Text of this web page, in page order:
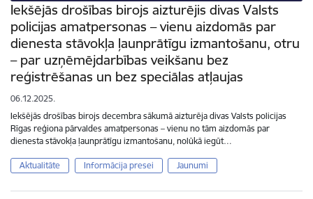
Iekšējās drošības birojs aizturējis divas Valsts
policijas amatpersonas – vienu aizdomās par
dienesta stāvokļa ļaunprātīgu izmantošanu, otru
– par uzņēmējdarbības veikšanu bez
reģistrēšanas un bez speciālas atļaujas
06.12.2025.
Iekšējās drošības birojs decembra sākumā aizturēja divas Valsts policijas
Rīgas reģiona pārvaldes amatpersonas – vienu no tām aizdomās par
dienesta stāvokļa ļaunprātīgu izmantošanu, nolūkā iegūt…
Aktualitāte Informācija presei Jaunumi